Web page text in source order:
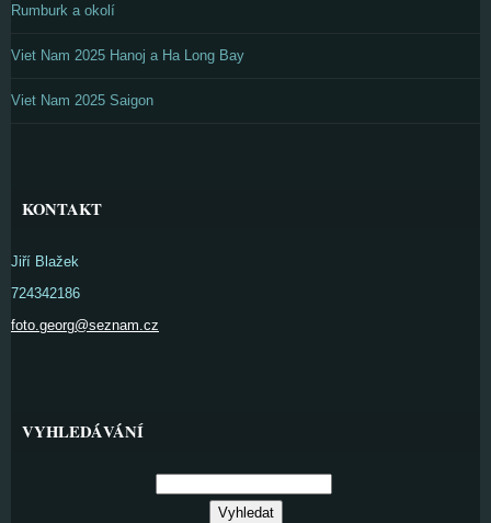
Rumburk a okolí
Viet Nam 2025 Hanoj a Ha Long Bay
Viet Nam 2025 Saigon
KONTAKT
Jiří Blažek
724342186
foto.georg@seznam.cz
VYHLEDÁVÁNÍ